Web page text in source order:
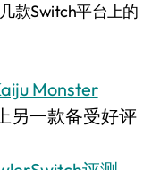
款Switch平台上的
Monster
另一款备受好评